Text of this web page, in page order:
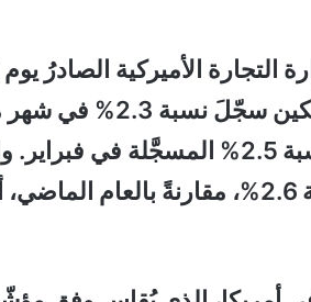
أسعارِ المستهلكين
منخفضًا عن نسبة 2.5% المسجَّلة